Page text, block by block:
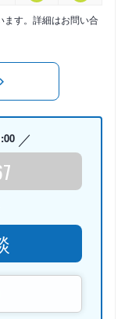
ます。詳細はお問い合